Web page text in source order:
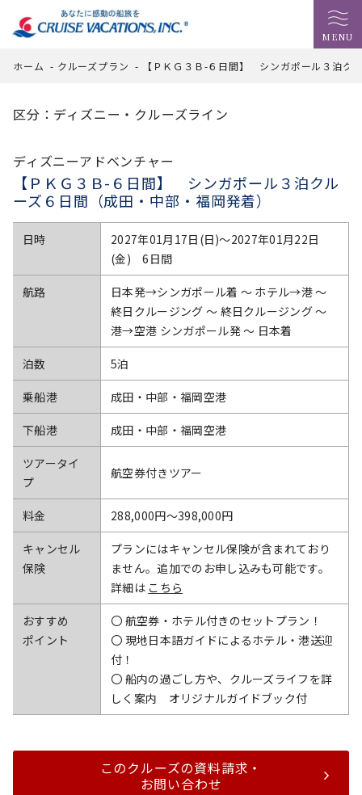
MENU
ホーム - クルーズプラン - 【ＰＫＧ３Ｂ-６日間】 シンガポール３泊ク
区分：ディズニー・クルーズライン
ディズニーアドベンチャー
【ＰＫＧ３Ｂ-６日間】 シンガポール３泊クル
ーズ６日間（成田・中部・福岡発着）
日時
2027年01月17日(日)〜2027年01月22日
(金) 6日間
航路
日本発→シンガポール着 ～ ホテル→港 ～
終日クルージング ～ 終日クルージング ～
港→空港 シンガポール発 ～ 日本着
泊数 5泊
乗船港 成田・中部・福岡空港
下船港 成田・中部・福岡空港
ツアータイ
プ
航空券付きツアー
料金 288,000円〜398,000円
キャンセル
保険
プランにはキャンセル保険が含まれており
ません。追加でのお申し込みも可能です。
詳細は こちら
おすすめ
ポイント
〇 航空券・ホテル付きのセットプラン！
〇 現地日本語ガイドによるホテル・港送迎
付！
〇 船内の過ごし方や、クルーズライフを詳
しく案内 オリジナルガイドブック付
このクルーズの資料請求・
お問い合わせ